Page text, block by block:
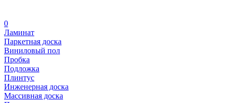
0
Ламинат
Паркетная доска
Виниловый пол
Пробка
Подложка
Плинтус
Инженерная доска
Массивная доска